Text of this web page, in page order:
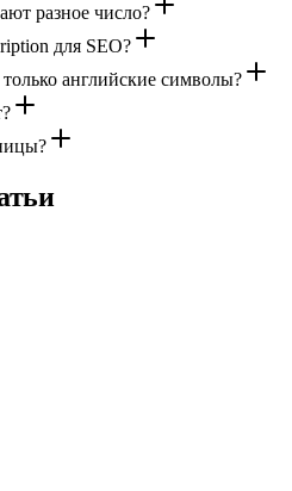
разное число?
для SEO?
английские символы?